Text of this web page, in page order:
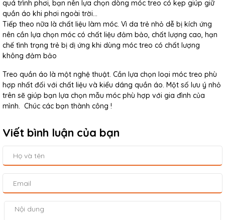
quá trình phơi, bạn nên lựa chọn dòng móc treo có kẹp giúp giữ
quần áo khi phơi ngoài trời…
Tiếp theo nữa là chất liệu làm móc. Vì da trẻ nhỏ dễ bị kích ứng
nên cần lựa chọn móc có chất liệu đảm bảo, chất lượng cao, hạn
chế tình trạng trẻ bị dị ứng khi dùng móc treo có chất lượng
không đảm bảo
Treo quần áo là một nghệ thuật. Cần lựa chọn loại móc treo phù
hợp nhất đối với chất liệu và kiểu dáng quần áo. Một số lưu ý nhỏ
trên sẽ giúp bạn lựa chọn mẫu móc phù hợp với gia đình của
mình. Chúc các bạn thành công !
Viết bình luận của bạn